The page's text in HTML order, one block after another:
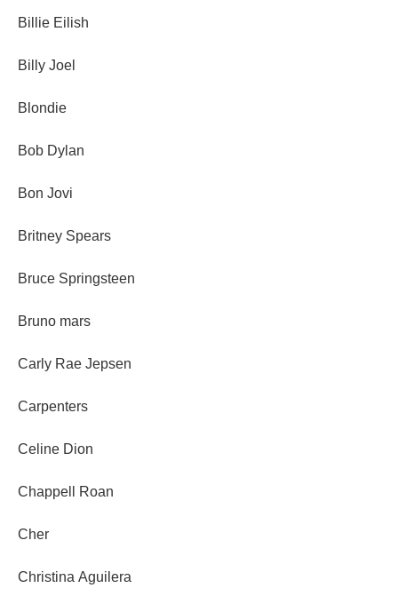
Billie Eilish
Billy Joel
Blondie
Bob Dylan
Bon Jovi
Britney Spears
Bruce Springsteen
Bruno mars
Carly Rae Jepsen
Carpenters
Celine Dion
Chappell Roan
Cher
Christina Aguilera